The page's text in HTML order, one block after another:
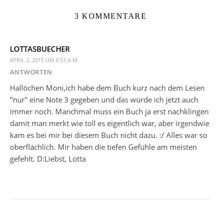
3 KOMMENTARE
LOTTASBUECHER
APRIL 2, 2015 UM 6:53 A.M.
ANTWORTEN
Hallöchen Moni,ich habe dem Buch kurz nach dem Lesen
"nur" eine Note 3 gegeben und das würde ich jetzt auch
immer noch. Manchmal muss ein Buch ja erst nachklingen
damit man merkt wie toll es eigentlich war, aber irgendwie
kam es bei mir bei diesem Buch nicht dazu. :/ Alles war so
oberflächlich. Mir haben die tiefen Gefühle am meisten
gefehlt. D:Liebst, Lotta